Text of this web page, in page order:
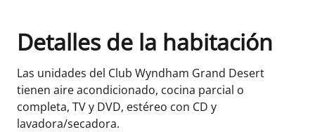
Detalles de la habitación
Las unidades del Club Wyndham Grand Desert
tienen aire acondicionado, cocina parcial o
completa, TV y DVD, estéreo con CD y
lavadora/secadora.